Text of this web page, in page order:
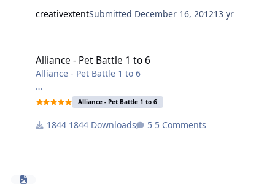
creativextentSubmitted December 16, 201213 yr
Alliance - Pet Battle 1 to 6
Alliance - Pet Battle 1 to 6
I will make news one asap!
Alliance - Pet Battle 1 to 6
1844 Downloads 5 Comments